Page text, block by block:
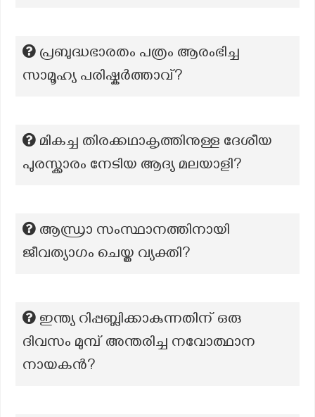
പ്രബുദ്ധഭാരതം പത്രം ആരംഭിച്ച
സാമൂഹ്യ പരിഷ്കർത്താവ്?
മികച്ച തിരക്കഥാകൃത്തിനുള്ള ദേശീയ
പുരസ്ക്കാരം നേടിയ ആദ്യ മലയാളി?
ആന്ധ്രാ സംസ്ഥാനത്തിനായി
ജീവത്യാഗം ചെയ്ത വ്യക്തി?
ഇന്ത്യ റിപ്പബ്ലിക്കാകുന്നതിന് ഒരു
ദിവസം മുമ്പ് അന്തരിച്ച നവോത്ഥാന
നായകൻ?